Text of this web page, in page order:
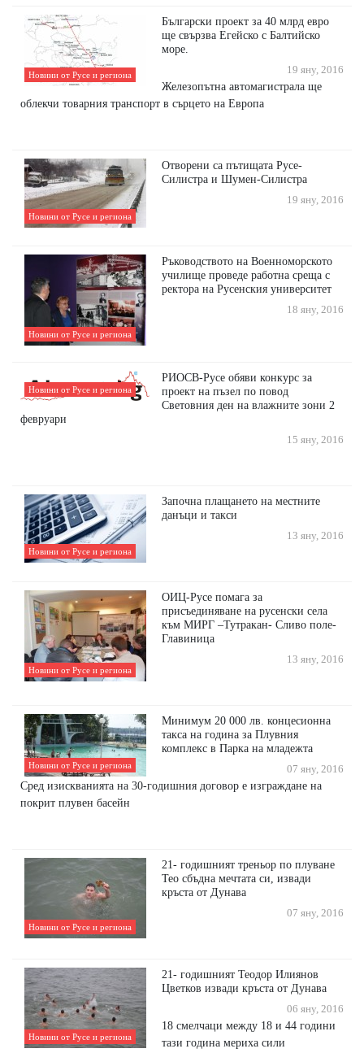
Новини от Русе и региона
Български проект за 40 млрд евро
ще свързва Егейско с Балтийско
море.
19 яну, 2016
Железопътна автомагистрала ще
облекчи товарния транспорт в сърцето на Европа
Новини от Русе и региона
Отворени са пътищата Русе-
Силистра и Шумен-Силистра
19 яну, 2016
Новини от Русе и региона
Ръководството на Военноморското
училище проведе работна среща с
ректора на Русенския университет
18 яну, 2016
Новини от Русе и региона
РИОСВ-Русе обяви конкурс за
проект на пъзел по повод
Световния ден на влажните зони 2
февруари
15 яну, 2016
Новини от Русе и региона
Започна плащането на местните
данъци и такси
13 яну, 2016
Новини от Русе и региона
ОИЦ-Русе помага за
присъединяване на русенски села
към МИРГ –Тутракан- Сливо поле-
Главиница
13 яну, 2016
Новини от Русе и региона
Минимум 20 000 лв. концесионна
такса на година за Плувния
комплекс в Парка на младежта
07 яну, 2016
Сред изискванията на 30-годишния договор е изграждане на
покрит плувен басейн
Новини от Русе и региона
21- годишният треньор по плуване
Тео сбъдна мечтата си, извади
кръста от Дунава
07 яну, 2016
Новини от Русе и региона
21- годишният Теодор Илиянов
Цветков извади кръста от Дунава
06 яну, 2016
18 смелчаци между 18 и 44 години
тази година мериха сили